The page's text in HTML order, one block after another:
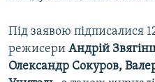
Під заявою підписалися
режисери Андрій
Олександр Сокуров,